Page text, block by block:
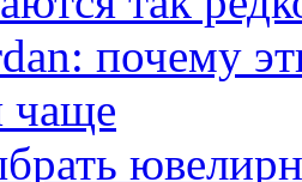
почему
чаще